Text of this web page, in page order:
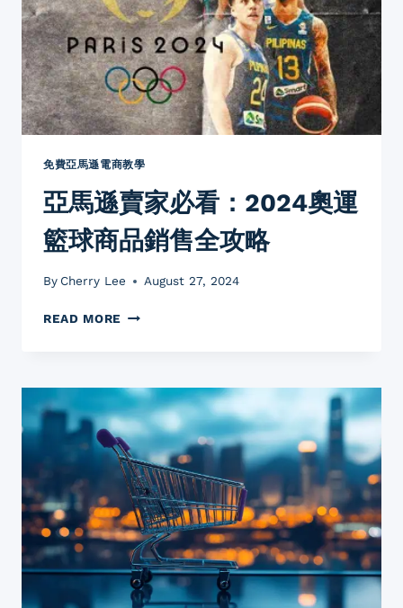
亞
馬
遜
上
銷
售
田
比
的
必
備
裝
免費亞馬遜電商教學
亞馬遜賣家必看：2024奧運
籃球商品銷售全攻略
By Cherry Lee August 27, 2024
READ MORE 亞
家
必
看：
2024
奧
運
籃
球
商
品
銷
售